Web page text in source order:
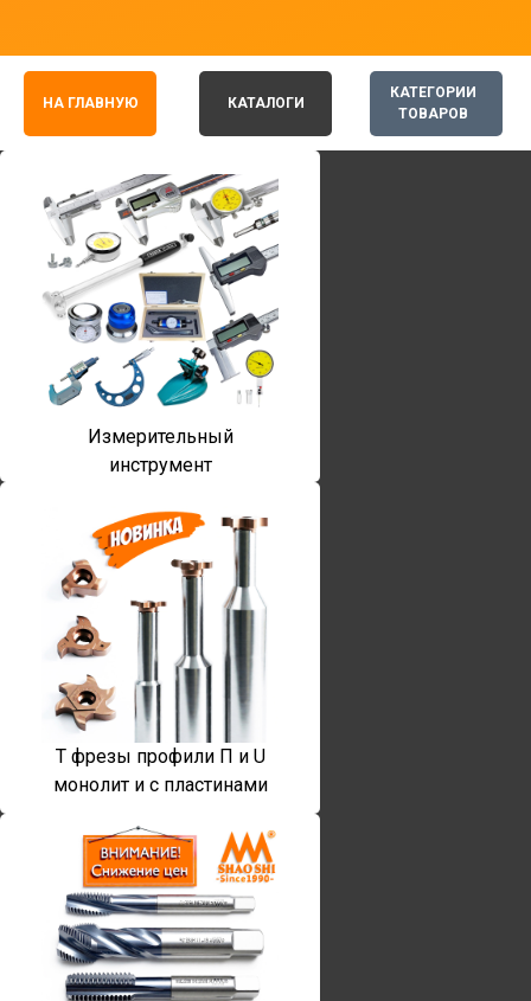
КАТЕГОРИИ
ТОВАРОВ
НА ГЛАВНУЮ КАТАЛОГИ
Измерительный
инструмент
T фрезы профили П и U
монолит и с пластинами